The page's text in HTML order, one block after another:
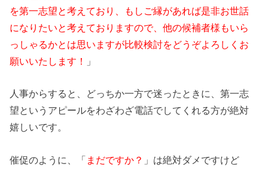
を第一志望と考えており、もしご縁があれば是非お世話
になりたいと考えておりますので、他の候補者様もいら
っしゃるかとは思いますが比較検討をどうぞよろしくお
願いいたします！
」
人事からすると、どっちか一方で迷ったときに、第一志
望というアピールをわざわざ電話でしてくれる方が絶対
嬉しいです。
催促のように、「 まだですか？ 」は絶対ダメですけど